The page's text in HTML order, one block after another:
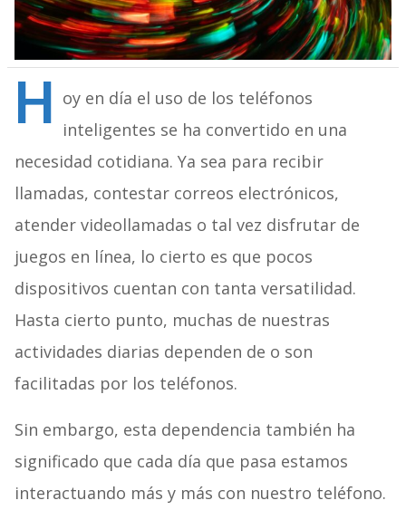
H oy en día el uso de los teléfonos
inteligentes se ha convertido en una
necesidad cotidiana. Ya sea para recibir
llamadas, contestar correos electrónicos,
atender videollamadas o tal vez disfrutar de
juegos en línea, lo cierto es que pocos
dispositivos cuentan con tanta versatilidad.
Hasta cierto punto, muchas de nuestras
actividades diarias dependen de o son
facilitadas por los teléfonos.
Sin embargo, esta dependencia también ha
significado que cada día que pasa estamos
interactuando más y más con nuestro teléfono.